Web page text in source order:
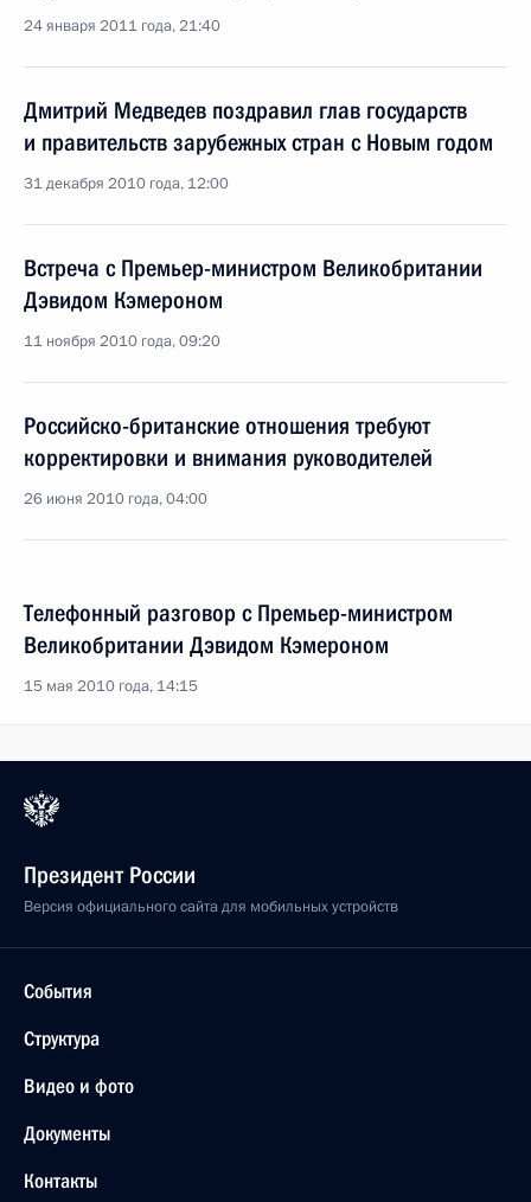
24 января 2011 года, 21:40
Дмитрий Медведев поздравил глав государств
и правительств зарубежных стран с Новым годом
31 декабря 2010 года, 12:00
Встреча с Премьер-министром Великобритании
Дэвидом Кэмероном
11 ноября 2010 года, 09:20
Российско-британские отношения требуют
корректировки и внимания руководителей
26 июня 2010 года, 04:00
Телефонный разговор с Премьер-министром
Великобритании Дэвидом Кэмероном
15 мая 2010 года, 14:15
Президент России
Версия официального сайта для мобильных устройств
События
Структура
Видео и фото
Документы
Контакты